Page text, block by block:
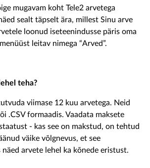
mugavam koht Tele2 arvetega
sealt täpselt ära, millest Sinu arve
loonud iseteenindusse päris oma
leitav nimega “Arved”.
teha?
viimase 12 kuu arvetega. Neid
.CSV formaadis. Vaadata maksete
- kas see on makstud, on tehtud
väike võlgnevus, et see
näed arvete lehel ka kõnede eristust.